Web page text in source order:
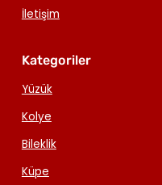
İletişim
Kategoriler
Yüzük
Kolye
Bileklik
Küpe